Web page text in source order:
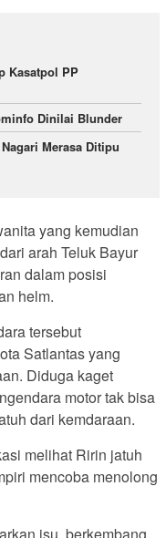
Kasatpol PP
Dinilai Blunder
Merasa Ditipu
yang kemudian
arah Teluk Bayur
dalam posisi
helm.
tersebut
Satlantas yang
Diduga kaget
motor tak bisa
dari kemdaraan.
melihat Ririn jatuh
mencoba menolong
isu, berkembang